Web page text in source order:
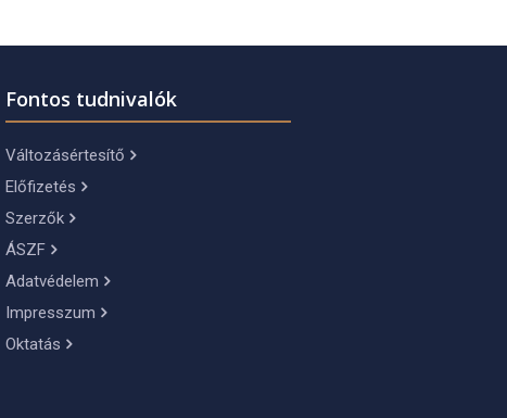
Fontos tudnivalók
Változásértesítő
Előfizetés
Szerzők
ÁSZF
Adatvédelem
Impresszum
Oktatás